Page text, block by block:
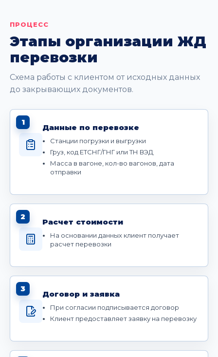
ПРОЦЕСС
Этапы организации ЖД
перевозки
Схема работы с клиентом от исходных данных
до закрывающих документов.
1
Данные по перевозке
Станции погрузки и выгрузки
Груз, код ЕТСНГ/ГНГ или ТН ВЭД
Масса в вагоне, кол-во вагонов, дата
отправки
2
Расчет стоимости
На основании данных клиент получает
расчет перевозки
3
Договор и заявка
При согласии подписывается договор
Клиент предоставляет заявку на перевозку